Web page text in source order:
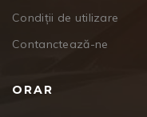
Condiții de utilizare
Contanctează-ne
ORAR